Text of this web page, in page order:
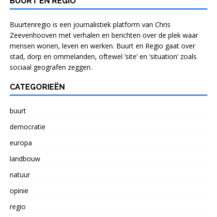
Buurtenregio is een journalistiek platform van Chris
Zeevenhooven met verhalen en berichten over de plek waar
mensen wonen, leven en werken. Buurt en Regio gaat over
stad, dorp en ommelanden, oftewel ’site’ en ’situation’ zoals
sociaal geografen zeggen.
CATEGORIEËN
buurt
democratie
europa
landbouw
natuur
opinie
regio